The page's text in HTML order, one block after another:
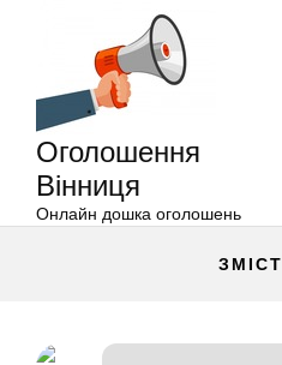
Оголошення
Вінниця
Онлайн дошка оголошень
ЗМІСТ